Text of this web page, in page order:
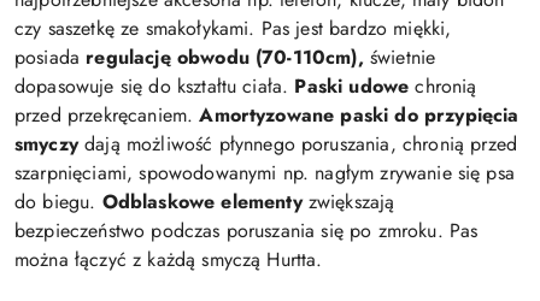
czy saszetkę ze smakołykami. Pas jest bardzo miękki,
posiada regulację obwodu (70-110cm), świetnie
dopasowuje się do kształtu ciała. Paski udowe chronią
przed przekręcaniem. Amortyzowane paski do przypięcia
smyczy dają możliwość płynnego poruszania, chronią przed
szarpnięciami, spowodowanymi np. nagłym zrywanie się psa
do biegu. Odblaskowe elementy zwiększają
bezpieczeństwo podczas poruszania się po zmroku. Pas
można łączyć z każdą smyczą Hurtta.